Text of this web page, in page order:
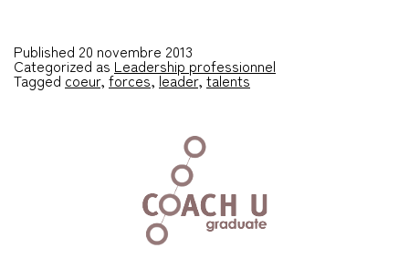
Published 20 novembre 2013
Categorized as Leadership professionnel
Tagged coeur, forces,leader,talents